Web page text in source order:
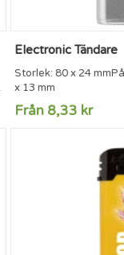
Electronic Tändare
Storlek: 80 x 24
x 13 mm
Från 8,33 kr